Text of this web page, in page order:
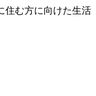
住む方に向けた生活